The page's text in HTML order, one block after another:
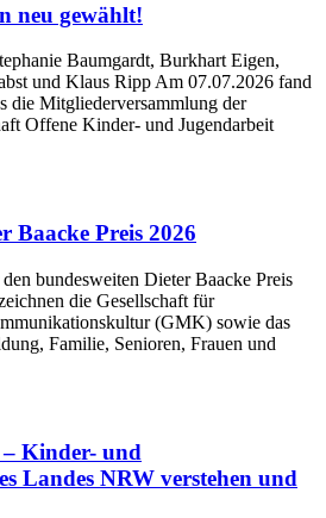
neu gewählt!
Baumgardt, Burkhart Eigen,
und Klaus Ripp Am 07.07.2026 fand
die Mitgliederversammlung der
Offene Kinder- und Jugendarbeit
Baacke Preis 2026
bundesweiten Dieter Baacke Preis
die Gesellschaft für
(GMK) sowie das
Familie, Senioren, Frauen und
Kinder- und
Landes NRW verstehen und